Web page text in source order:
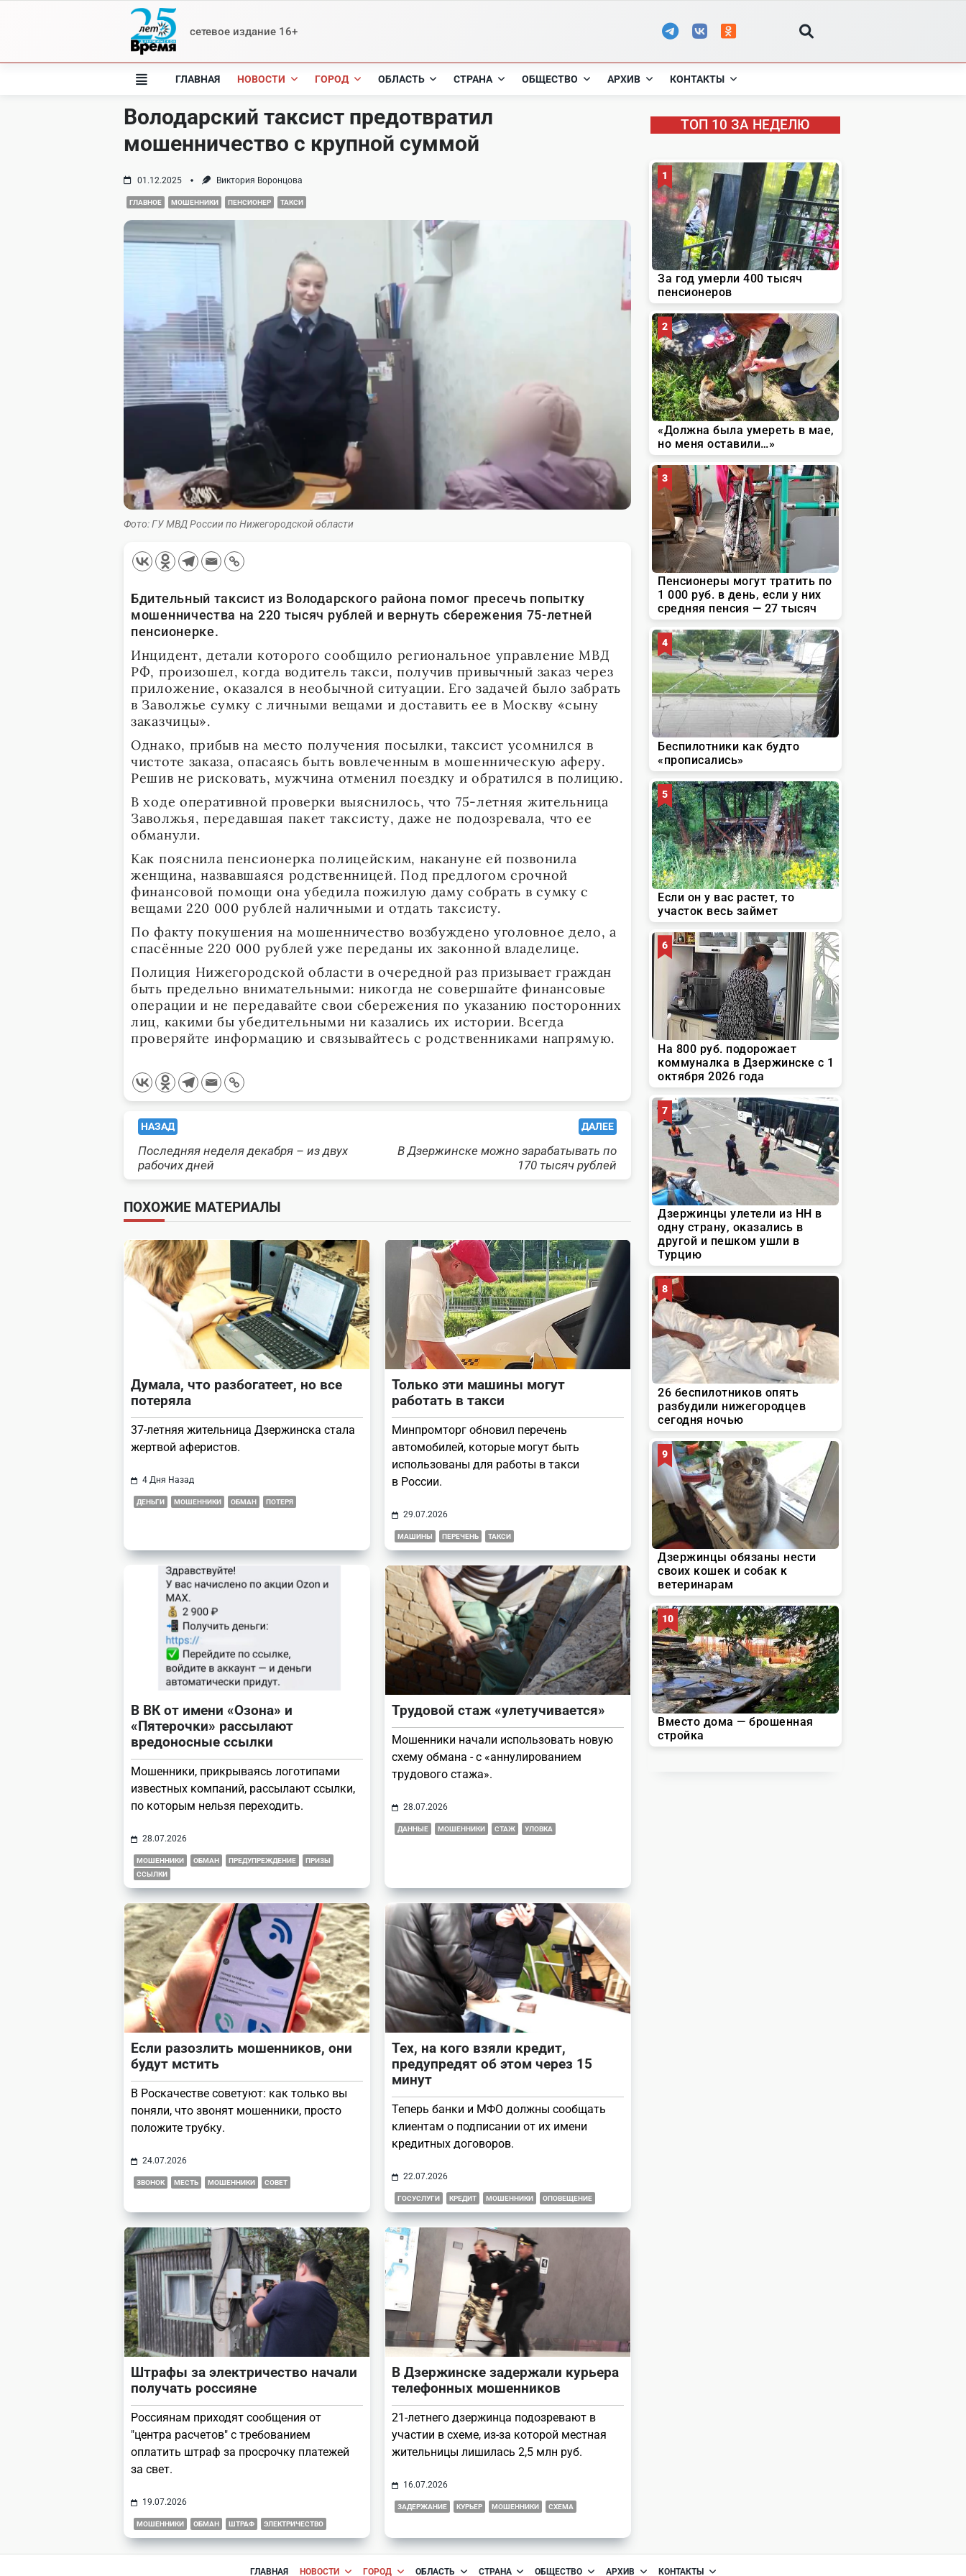
сетевое издание 16+
ГЛАВНАЯ НОВОСТИ ГОРОД ОБЛАСТЬ СТРАНА ОБЩЕСТВО АРХИВ КОНТАКТЫ
Володарский таксист предотвратил
мошенничество с крупной суммой
01.12.2025 Виктория Воронцова
ГЛАВНОЕ МОШЕННИКИ ПЕНСИОНЕР ТАКСИ
Фото: ГУ МВД России по Нижегородской области
Бдительный таксист из Володарского района помог пресечь попытку
мошенничества на 220 тысяч рублей и вернуть сбережения 75-летней
пенсионерке.
Инцидент, детали которого сообщило региональное управление МВД
РФ, произошел, когда водитель такси, получив привычный заказ через
приложение, оказался в необычной ситуации. Его задачей было забрать
в Заволжье сумку с личными вещами и доставить ее в Москву «сыну
заказчицы».
Однако, прибыв на место получения посылки, таксист усомнился в
чистоте заказа, опасаясь быть вовлеченным в мошенническую аферу.
Решив не рисковать, мужчина отменил поездку и обратился в полицию.
В ходе оперативной проверки выяснилось, что 75-летняя жительница
Заволжья, передавшая пакет таксисту, даже не подозревала, что ее
обманули.
Как пояснила пенсионерка полицейским, накануне ей позвонила
женщина, назвавшаяся родственницей. Под предлогом срочной
финансовой помощи она убедила пожилую даму собрать в сумку с
вещами 220 000 рублей наличными и отдать таксисту.
По факту покушения на мошенничество возбуждено уголовное дело, а
спасённые 220 000 рублей уже переданы их законной владелице.
Полиция Нижегородской области в очередной раз призывает граждан
быть предельно внимательными: никогда не совершайте финансовые
операции и не передавайте свои сбережения по указанию посторонних
лиц, какими бы убедительными ни казались их истории. Всегда
проверяйте информацию и связывайтесь с родственниками напрямую.
<span
class="nav-
screen-
reader-
text">Page</span>
НАЗАД
Последняя неделя декабря – из двух
рабочих дней
ДАЛЕЕ
В Дзержинске можно зарабатывать по
170 тысяч рублей
ПОХОЖИЕ МАТЕРИАЛЫ
Думала, что разбогатеет, но все
потеряла
37-летняя жительница Дзержинска стала
жертвой аферистов.
4 Дня Назад
ДЕНЬГИ МОШЕННИКИ ОБМАН ПОТЕРЯ
Только эти машины могут
работать в такси
Минпромторг обновил перечень
автомобилей, которые могут быть
использованы для работы в такси
в России.
29.07.2026
МАШИНЫ ПЕРЕЧЕНЬ ТАКСИ
В ВК от имени «Озона» и
«Пятерочки» рассылают
вредоносные ссылки
Мошенники, прикрываясь логотипами
известных компаний, рассылают ссылки,
по которым нельзя переходить.
28.07.2026
МОШЕННИКИ ОБМАН ПРЕДУПРЕЖДЕНИЕ
ПРИЗЫ
ССЫЛКИ
Трудовой стаж «улетучивается»
Мошенники начали использовать новую
схему обмана - с «аннулированием
трудового стажа».
28.07.2026
ДАННЫЕ МОШЕННИКИ СТАЖ УЛОВКА
Если разозлить мошенников, они
будут мстить
В Роскачестве советуют: как только вы
поняли, что звонят мошенники, просто
положите трубку.
24.07.2026
ЗВОНОК МЕСТЬ МОШЕННИКИ СОВЕТ
Тех, на кого взяли кредит,
предупредят об этом через 15
минут
Теперь банки и МФО должны сообщать
клиентам о подписании от их имени
кредитных договоров.
22.07.2026
ГОСУСЛУГИ КРЕДИТ МОШЕННИКИ ОПОВЕЩЕНИЕ
Штрафы за электричество начали
получать россияне
Россиянам приходят сообщения от
"центра расчетов" с требованием
оплатить штраф за просрочку платежей
за свет.
19.07.2026
МОШЕННИКИ ОБМАН ШТРАФ ЭЛЕКТРИЧЕСТВО
В Дзержинске задержали курьера
телефонных мошенников
21-летнего дзержинца подозревают в
участии в схеме, из-за которой местная
жительницы лишилась 2,5 млн руб.
16.07.2026
ЗАДЕРЖАНИЕ КУРЬЕР МОШЕННИКИ СХЕМА
ТОП 10 ЗА НЕДЕЛЮ
ГЛАВНАЯ НОВОСТИ ГОРОД ОБЛАСТЬ СТРАНА ОБЩЕСТВО АРХИВ КОНТАКТЫ